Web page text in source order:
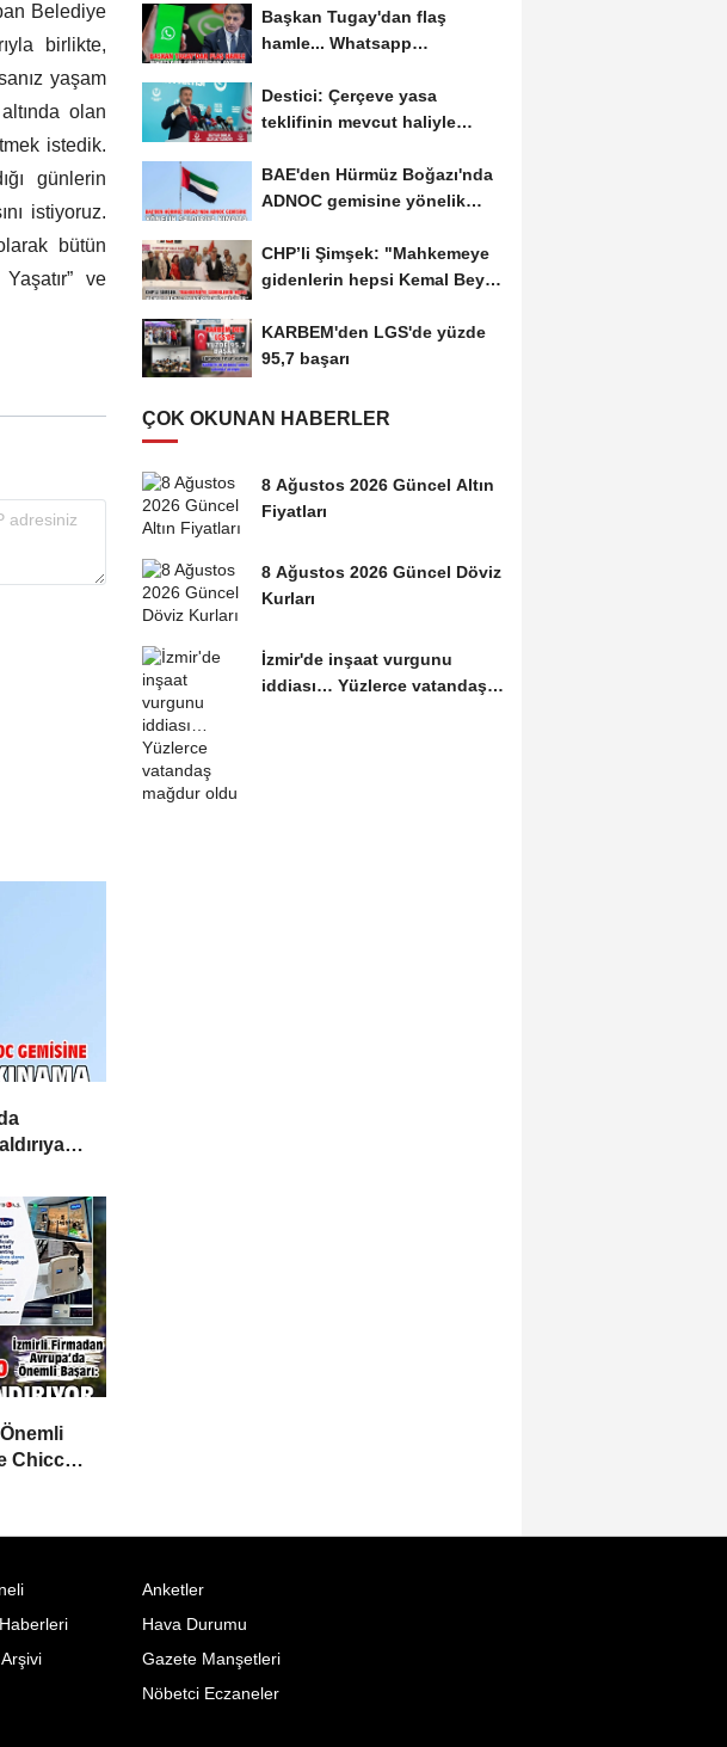
Belediye
birlikte,
yaşam
olan
istedik.
günlerin
istiyoruz.
bütün
ve
Chicco
Başkan Tugay'dan flaş
hamle... Whatsapp
Destici: Çerçeve yasa
teklifinin mevcut haliyle
BAE'den Hürmüz Boğazı'nda
ADNOC gemisine yönelik
CHP’li Şimşek: "Mahkemeye
gidenlerin hepsi Kemal Bey’e
KARBEM'den LGS'de yüzde
95,7 başarı
ÇOK OKUNAN HABERLER
8 Ağustos 2026 Güncel Altın
Fiyatları
8 Ağustos 2026 Güncel Döviz
Kurları
İzmir'de inşaat vurgunu
iddiası… Yüzlerce vatandaş
Anketler
Hava Durumu
Gazete Manşetleri
Nöbetci Eczaneler